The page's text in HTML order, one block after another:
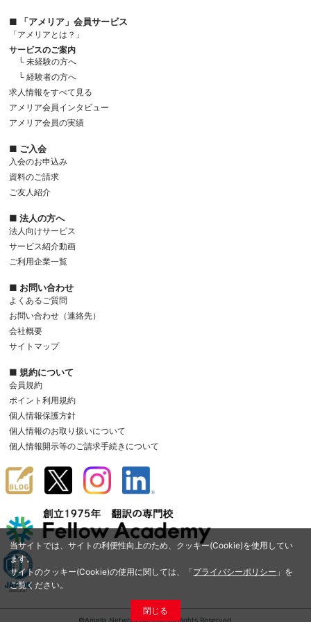
当サイトでは、サイトの利便性向上のため、クッキー(Cookie)を使用してい
ます。
サイトのクッキー(Cookie)の使用に関しては、「プライバシーポリシー 」を
ご覧ください。
閉じる
■ 「アメリア」会員サービス
「アメリアとは？」
サービスのご案内
└ 未経験の方へ
└ 経験者の方へ
求人情報をすべて見る
アメリア会員インタビュー
アメリア会員の実績
■ ご入会
入会のお申込み
資料のご請求
ご友人紹介
■ 法人の方へ
法人向けサービス
サービス紹介動画
ご利用企業一覧
■ お問い合わせ
よくあるご質問
お問い合わせ（連絡先）
会社概要
サイトマップ
■ 規約について
会員規約
ポイント利用規約
個人情報保護方針
個人情報のお取り扱いについて
個人情報開示等のご請求手続きについて
©Amelia Network Co.,Ltd. All Rights Reserved.